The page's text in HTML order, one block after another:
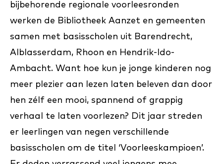
bijbehorende regionale voorleesronden
werken de Bibliotheek Aanzet en gemeenten
samen met basisscholen uit Barendrecht,
Alblasserdam, Rhoon en Hendrik-Ido-
Ambacht. Want hoe kun je jonge kinderen nog
meer plezier aan lezen laten beleven dan door
hen zélf een mooi, spannend of grappig
verhaal te laten voorlezen? Dit jaar streden
er leerlingen van negen verschillende
basisscholen om de titel ‘Voorleeskampioen’.